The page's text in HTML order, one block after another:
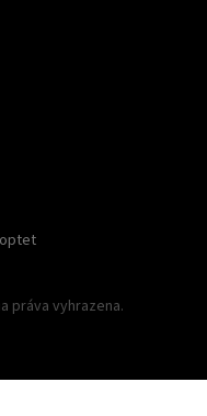
práva vyhrazena.